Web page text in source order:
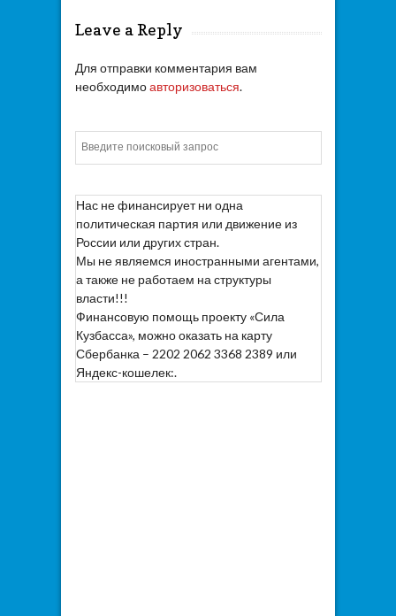
Leave a Reply
Для отправки комментария вам
необходимоавторизоваться.
Нас не финансирует ни одна
политическая партия или движение из
России или других стран.
Мы не являемся иностранными агентами,
а также не работаем на структуры
власти!!!
Финансовую помощь проекту «Сила
Кузбасса», можно оказать на карту
Сбербанка – 2202 2062 3368 2389 или
Яндекс-кошелек:.